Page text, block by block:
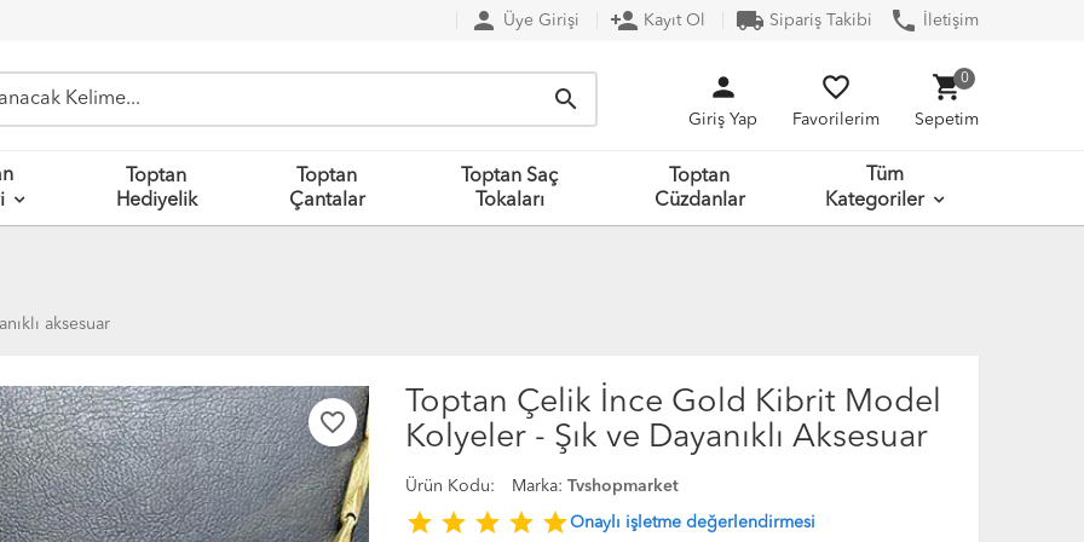
person Üye Girişi person_add Kayıt Ol local_shipping Sipariş Takibi phone İletişim
search person
Giriş Yap
favorite_border
Favorilerim
shopping_cart
Sepetim
0
Toptan
Hediyelik
Toptan
Çantalar
Toptan Saç
Tokaları
Toptan
Cüzdanlar
Tüm
Kategoriler
aksesuar
favorite_border
Toptan Çelik İnce Gold Kibrit Model
Kolyeler - Şık ve Dayanıklı Aksesuar
Ürün Kodu: Marka: Tvshopmarket
star star star star starOnaylı işletme değerlendirmesi